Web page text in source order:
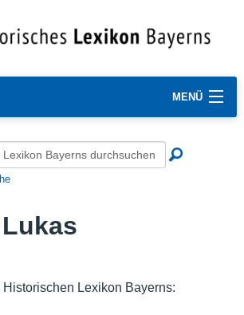
MENÜ
Lexikon Bayerns: